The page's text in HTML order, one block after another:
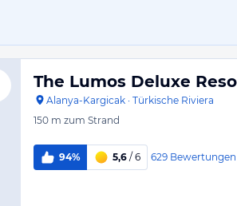
The Lumos Deluxe
Alanya-Kargicak · Türkische Riviera
150 m zum Strand
94% 5,6 / 6 629 Bewertungen